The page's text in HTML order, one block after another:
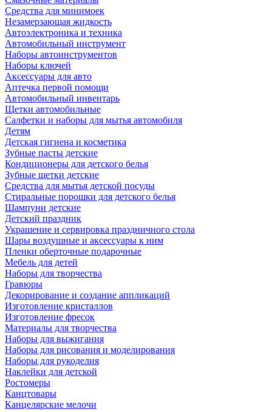
Средства для минимоек
Незамерзающая жидкость
Автоэлектроника и техника
Автомобильный инструмент
Наборы автоинструментов
Наборы ключей
Аксессуары для авто
Аптечка первой помощи
Автомобильный инвентарь
Щетки автомобильные
Салфетки и наборы для мытья автомобиля
Детям
Детская гигиена и косметика
Зубные пасты детские
Кондиционеры для детского белья
Зубные щетки детские
Средства для мытья детской посуды
Стиральные порошки для детского белья
Шампуни детские
Детский праздник
Украшение и сервировка праздничного стола
Шары воздушные и аксессуары к ним
Пленки оберточные подарочные
Мебель для детей
Наборы для творчества
Гравюры
Декорирование и создание аппликаций
Изготовление кристаллов
Изготовление фресок
Материалы для творчества
Наборы для выжигания
Наборы для рисования и моделирования
Наборы для рукоделия
Наклейки для детской
Ростомеры
Канцтовары
Канцелярские мелочи